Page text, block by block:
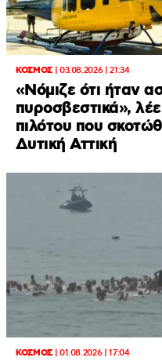
ΚΟΣΜΟΣ| 03.08.2026 | 21:34
«Νόμιζε ότι ήταν
πυροσβεστικά»,
πιλότου που
Δυτική Αττική
ΚΟΣΜΟΣ| 01.08.2026 | 17:04